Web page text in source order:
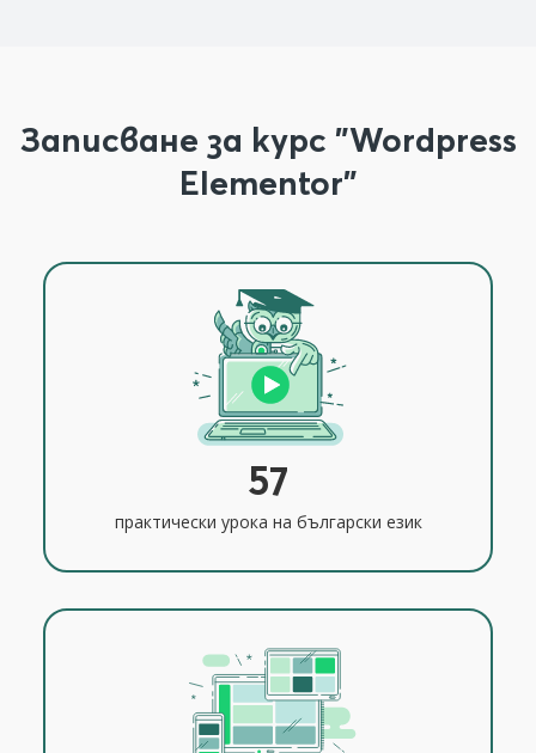
Записване за курс "Wordpress
Elementor"
57
практически урока на български език